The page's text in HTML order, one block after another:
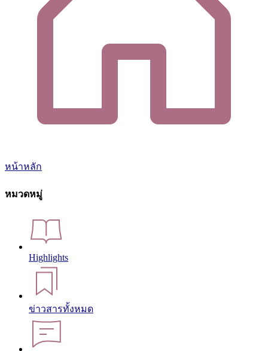
หน้าหลัก
หมวดหมู่
Highlights
ข่าวสารทั้งหมด